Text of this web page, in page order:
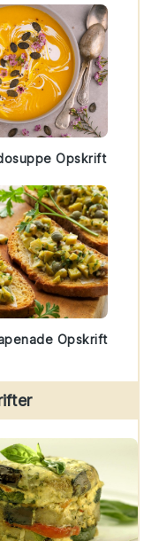
Opskrift
Opskrift